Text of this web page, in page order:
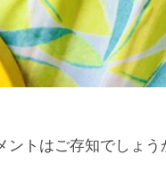
ントはご存知でしょう